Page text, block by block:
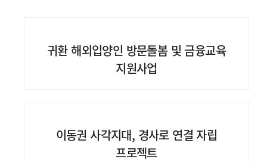
귀환 해외입양인 방문돌봄 및 금융교육
지원사업
이동권 사각지대, 경사로 연결 자립
프로젝트